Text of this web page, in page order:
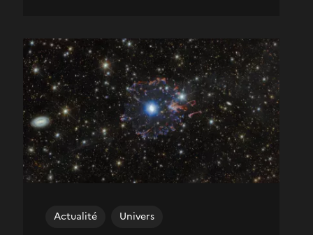
Actualité Univers